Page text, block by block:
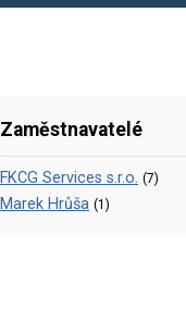
Zaměstnavatelé
FKCG Services s.r.o. (7)
Marek Hrůša (1)